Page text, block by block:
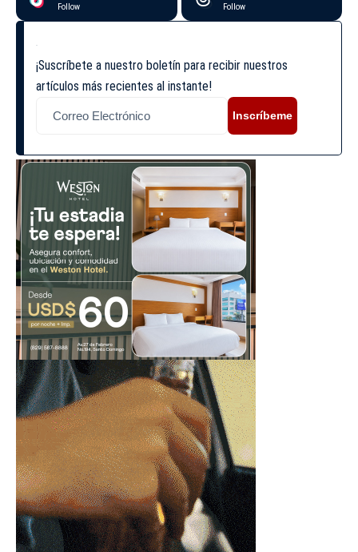
Follow Follow
¡Suscríbete a nuestro boletín para recibir nuestros
artículos más recientes al instante!
Inscríbeme